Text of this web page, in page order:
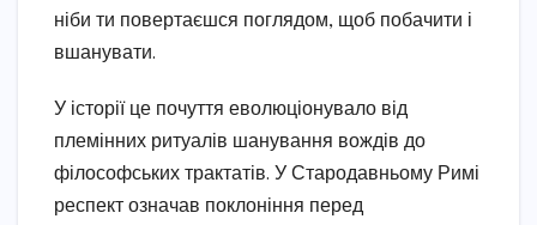
ніби ти повертаєшся поглядом, щоб побачити і
вшанувати.
У історії це почуття еволюціонувало від
племінних ритуалів шанування вождів до
філософських трактатів. У Стародавньому Римі
респект означав поклоніння перед